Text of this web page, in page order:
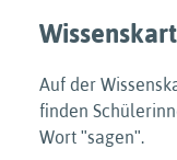
Auf der
finden
Wort ʺsagenʺ.